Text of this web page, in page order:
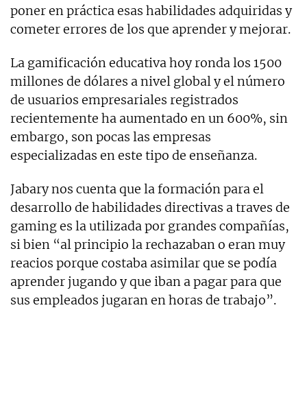
poner en práctica esas habilidades adquiridas y
cometer errores de los que aprender y mejorar.
La gamificación educativa hoy ronda los 1500
millones de dólares a nivel global y el número
de usuarios empresariales registrados
recientemente ha aumentado en un 600%, sin
embargo, son pocas las empresas
especializadas en este tipo de enseñanza.
Jabary nos cuenta que la formación para el
desarrollo de habilidades directivas a traves de
gaming es la utilizada por grandes compañías,
si bien “al principio la rechazaban o eran muy
reacios porque costaba asimilar que se podía
aprender jugando y que iban a pagar para que
sus empleados jugaran en horas de trabajo”.